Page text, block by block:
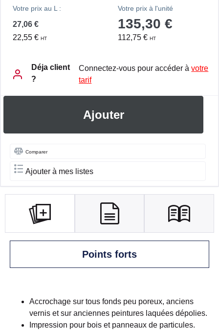
Votre prix au L :
27,06 €
22,55 € HT
Votre prix à l'unité
135,30 €
112,75 € HT
Déja client
?
Connectez-vous pour accéder àvotre
tarif
Ajouter
Comparer
Ajouter à mes listes
Points forts
Accrochage sur tous fonds peu poreux, anciens
vernis et sur anciennes peintures laquées dépolies.
Impression pour bois et panneaux de particules.